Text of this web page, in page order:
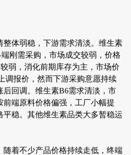
整体弱稳，下游需求清淡。维生素
刚需采购，市场成交较弱，价格
弱，消化前期库存为主，市场价
调报价，然而下游采购意愿持续
回调。维生素B6需求清淡，市
端原料价格偏强，工厂小幅提
稳。其他维生素品类大多暂稳运
随着不少产品价格持续走低，终端